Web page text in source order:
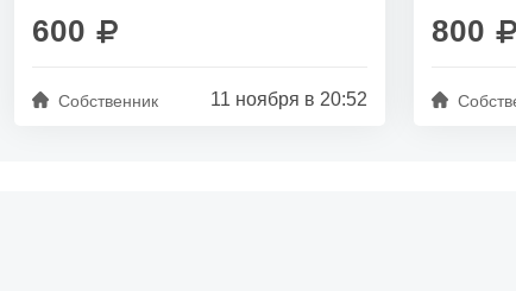
600
Собственник 11 ноября в 20:52
800